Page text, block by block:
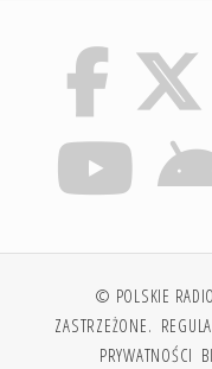
© POLSKIE
ZASTRZEŻONE.
PRYWATNOŚCI